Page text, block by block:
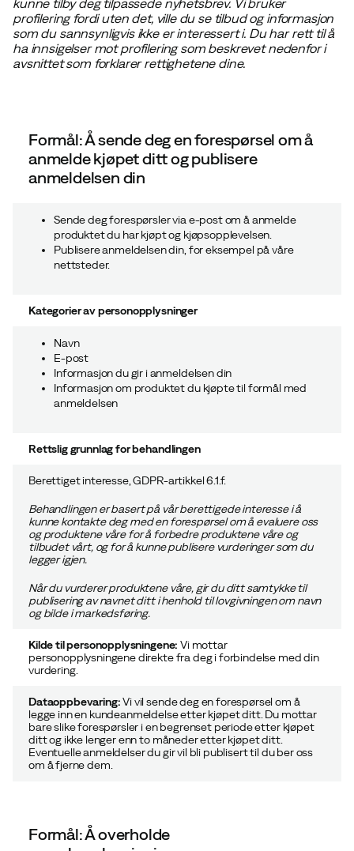
kunne tilby deg tilpassede nyhetsbrev. Vi bruker
profilering fordi uten det, ville du se tilbud og informasjon
som du sannsynligvis ikke er interessert i. Du har rett til å
ha innsigelsermot profilering som beskrevet nedenfor i
avsnittet som forklarer rettighetene dine.
Formål: Å sende deg en forespørsel om å
anmelde kjøpet ditt og publisere
anmeldelsen din
Sende deg forespørsler via e-post om å anmelde
produktet du har kjøpt og kjøpsopplevelsen.
Publisere anmeldelsen din, for eksempel på våre
nettsteder.
Kategorier av personopplysninger
Navn
E-post
Informasjon du gir i anmeldelsen din
Informasjon om produktet du kjøpte til formål med
anmeldelsen
Rettslig grunnlag for behandlingen
Berettiget interesse, GDPR-artikkel 6.1.f.
Behandlingen er basert på vårberettigede interessei å
kunne kontakte deg med en forespørsel om å evaluere oss
og produktene våre for å forbedre produktene våre og
tilbudet vårt, og for å kunne publisere vurderinger som du
legger igjen.
Når du vurderer produktene våre, gir du ditt samtykke til
publisering av navnet ditt i henhold til lovgivningen om navn
og bilde i markedsføring.
Kilde til personopplysningene:Vi mottar
personopplysningene direkte fra deg i forbindelse med din
vurdering.
Dataoppbevaring:Vi vil sende deg en forespørsel om å
legge inn en kundeanmeldelse etter kjøpet ditt. Du mottar
bare slike forespørsler i en begrenset periode etter kjøpet
ditt og ikke lenger enn to måneder etter kjøpet ditt.
Eventuelle anmeldelser du gir vil bli publisert til du ber oss
om å fjerne dem.
Formål: Å overholde